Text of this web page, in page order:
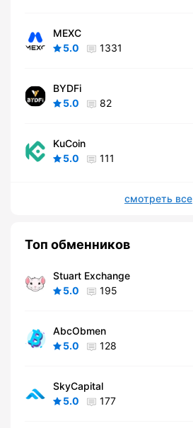
MEXC
5.0
1331
BYDFi
5.0
82
KuCoin
5.0
111
смотреть все
Топ обменников
Stuart Exchange
5.0
195
AbcObmen
5.0
128
SkyCapital
5.0
177